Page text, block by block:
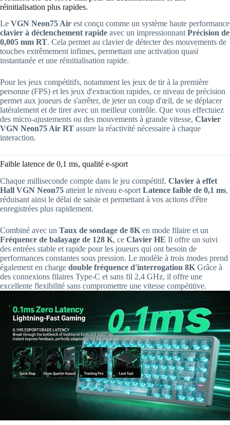
réinitialisation plus rapides.
Le VGN Neon75 Air est conçu comme un système haute performance
clavier à déclenchement rapide avec un impressionnantPrécision de
0,005 mm RT. Cela permet au clavier de détecter des mouvements de
touches extrêmement infimes, permettant une activation quasi
instantanée et une réinitialisation rapide.
Pour les jeux compétitifs, notamment les jeux de tir à la première
personne (FPS) et les jeux d'extraction rapides, ce niveau de précision
permet aux joueurs de s'arrêter, de jeter un coup d'œil, de se déplacer
latéralement et de tirer avec un meilleur contrôle. Que vous effectuiez
des micro-ajustements ou des mouvements à grande vitesse, Clavier
VGN Neon75 Air RT assure la réactivité nécessaire à chaque
interaction.
Faible latence de 0,1 ms, qualité e-sport
Chaque milliseconde compte dans le jeu compétitif. Clavier à effet
Hall VGN Neon75 atteint le niveau e-sport Latence faible de 0,1 ms,
réduisant ainsi le délai de saisie et permettant à vos actions d'être
enregistrées plus rapidement.
Combiné avec un Taux de sondage de 8K en mode filaire et un
Fréquence de balayage de 128 K, ce Clavier HE Il offre un suivi
des entrées stable et rapide pour les joueurs qui ont besoin de
performances constantes sous pression. Le modèle à trois modes prend
également en charge double fréquence d'interrogation 8K Grâce à
des connexions filaires Type-C et sans fil 2,4 GHz, il offre une
excellente flexibilité sans compromettre une vitesse compétitive.